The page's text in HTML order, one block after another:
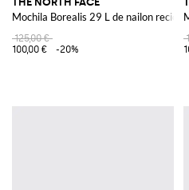
Mochila Borealis 29 L de nailon
125,00 €
100,00 €
-20%